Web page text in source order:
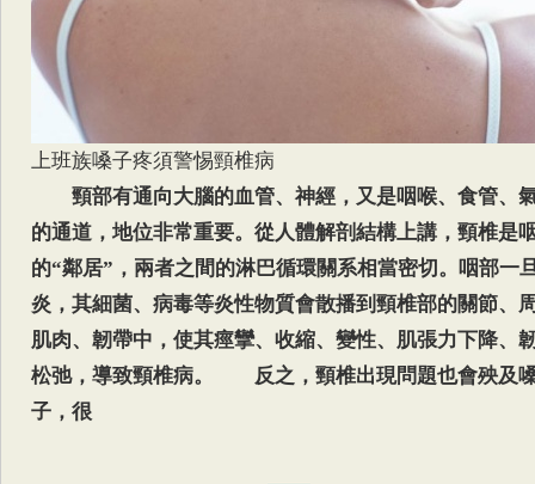
上班族嗓子疼須警惕頸椎病
頸部有通向大腦的血管、神經，又是咽喉、食管、
的通道，地位非常重要。從人體解剖結構上講，頸椎是
的“鄰居”，兩者之間的淋巴循環關系相當密切。咽部一
炎，其細菌、病毒等炎性物質會散播到頸椎部的關節、
肌肉、韌帶中，使其痙攣、收縮、變性、肌張力下降、
松弛，導致頸椎病。 反之，頸椎出現問題也會殃及
子，很